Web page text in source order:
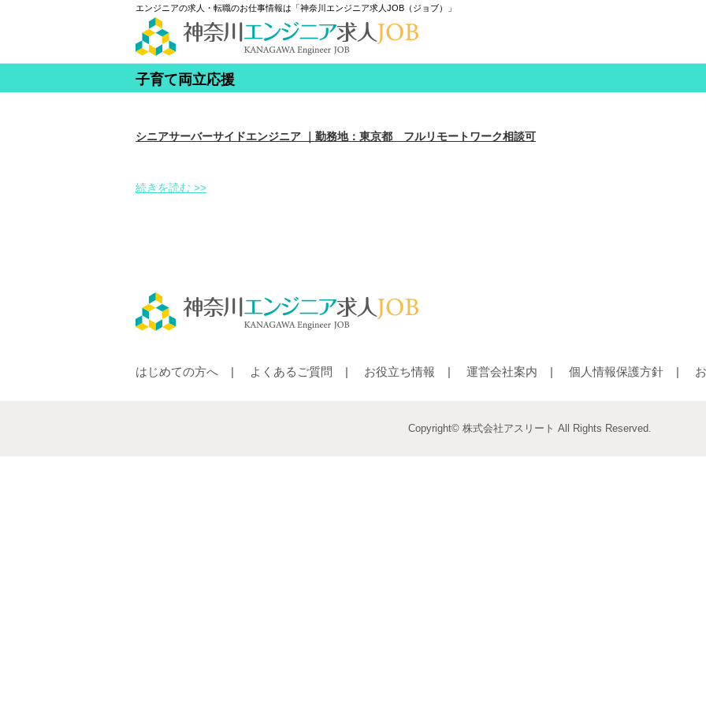
エンジニアの求人・転職のお仕事情報は「神奈川エンジニア求人JOB（ジョブ）」
子育て両立応援
シニアサーバーサイドエンジニア ｜勤務地：東京都 フルリモートワーク相談可
続きを読む >>
はじめての方へ よくあるご質問 お役立ち情報 運営会社案内 個人情報保護方針
Copyright© 株式会社アスリート All Rights Reserved.